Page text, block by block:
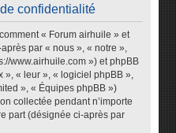
confidentialité
« Forum airhuile » et
par « nous », « notre »,
www.airhuile.com ») et phpBB
», « leur », « logiciel phpBB »,
», « Équipes phpBB »)
collectée pendant n’importe
part (désignée ci-après par